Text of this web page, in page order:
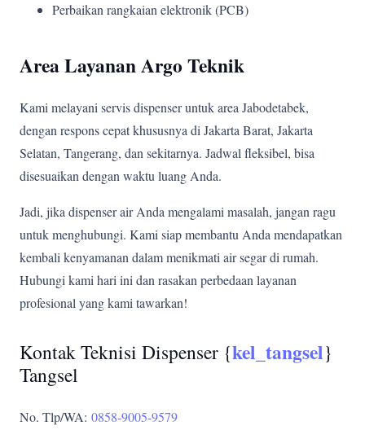
Perbaikan rangkaian elektronik (PCB)
Area Layanan Argo Teknik
Kami melayani servis dispenser untuk area Jabodetabek,
dengan respons cepat khususnya di Jakarta Barat, Jakarta
Selatan, Tangerang, dan sekitarnya. Jadwal fleksibel, bisa
disesuaikan dengan waktu luang Anda.
Jadi, jika dispenser air Anda mengalami masalah, jangan ragu
untuk menghubungi. Kami siap membantu Anda mendapatkan
kembali kenyamanan dalam menikmati air segar di rumah.
Hubungi kami hari ini dan rasakan perbedaan layanan
profesional yang kami tawarkan!
Kontak Teknisi Dispenser {kel_tangsel}
Tangsel
No. Tlp/WA: 0858-9005-9579